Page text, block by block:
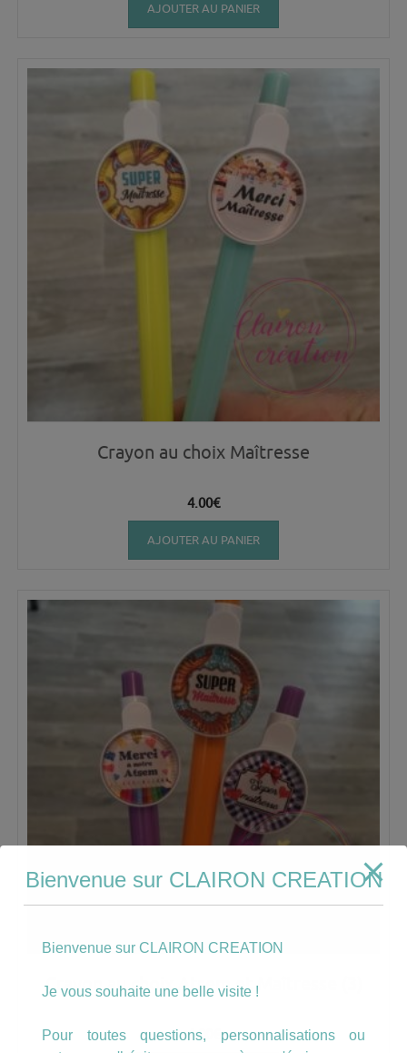
AJOUTER AU PANIER
Crayon au choix Maîtresse
4.00€
AJOUTER AU PANIER
Crayon au choix Atsem et Maîtresse (3)
4.00
Bienvenue sur CLAIRON CREATION
Bienvenue sur CLAIRON CREATION
Je vous souhaite une belle visite !
Pour toutes questions, personnalisations ou